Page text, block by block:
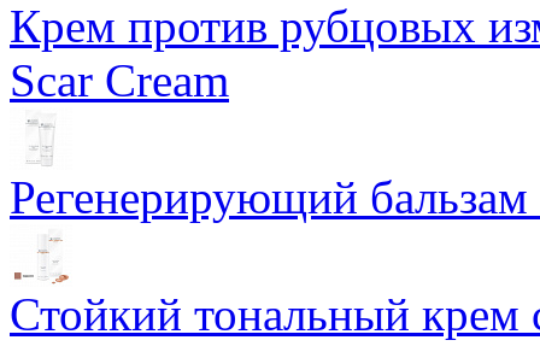
Крем против рубцовых
Scar Cream
Регенерирующий
Стойкий тональный